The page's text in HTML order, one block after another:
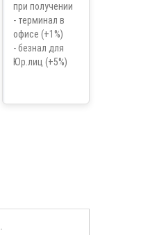
при получении
- терминал в
офисе (+1%)
- безнал для
Юр.лиц (+5%)